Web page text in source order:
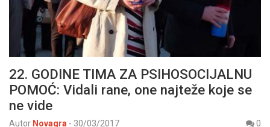
22. GODINE TIMA ZA PSIHOSOCIJALNU
POMOĆ: Vidali rane, one najteže koje se
ne vide
Autor Novagra - 30/03/2017
0